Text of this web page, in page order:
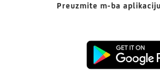
Preuzmite m-ba